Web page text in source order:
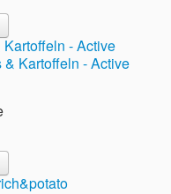
- Active